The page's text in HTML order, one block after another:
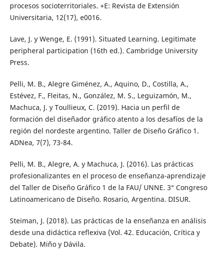
procesos socioterritoriales. +E: Revista de Extensión
Universitaria, 12(17), e0016.
Lave, J. y Wenge, E. (1991). Situated Learning. Legitimate
peripheral participation (16th ed.). Cambridge University
Press.
Pelli, M. B., Alegre Giménez, A., Aquino, D., Costilla, A.,
Estévez, F., Fleitas, N., González, M. S., Leguizamón, M.,
Machuca, J. y Toullieux, C. (2019). Hacia un perfil de
formación del diseñador gráfico atento a los desafíos de la
región del nordeste argentino. Taller de Diseño Gráfico 1.
ADNea, 7(7), 73-84.
Pelli, M. B., Alegre, A. y Machuca, J. (2016). Las prácticas
profesionalizantes en el proceso de enseñanza-aprendizaje
del Taller de Diseño Gráfico 1 de la FAU/ UNNE. 3° Congreso
Latinoamericano de Diseño. Rosario, Argentina. DISUR.
Steiman, J. (2018). Las prácticas de la enseñanza en análisis
desde una didáctica reflexiva (Vol. 42. Educación, Crítica y
Debate). Miño y Dávila.